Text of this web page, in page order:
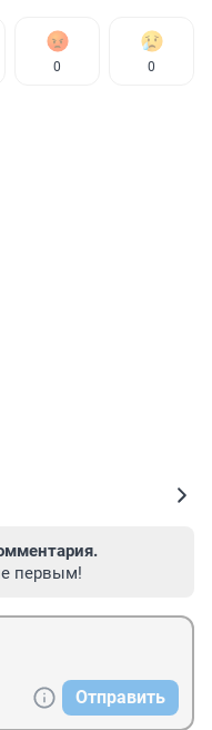
0 0
первым!
Отправить